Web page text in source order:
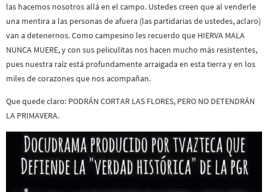
las hacemos nosotros allá en el campo. Ustedes creen que al venderle
una mentira a las personas de afuera (las partidarias de ustedes, aclaro)
van a detenernos. Como campesino les recuerdo que HIERVA MALA
NUNCA MUERE, y con sus peliculitas nos hacen mucho más resistentes,
pues nuestra raíz está profundamente arraigada en esta tierra y en los
miles de corazones que nos acompañan.
Que quede claro: PODRÁN CORTAR LAS FLORES, PERO NO DETENDRÁN
LA PRIMAVERA.